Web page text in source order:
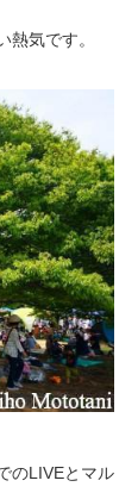
気です。
のLIVEとマル